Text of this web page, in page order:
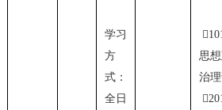
学习
方
式：
全日

思
治
